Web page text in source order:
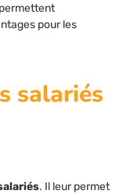
pour les
salariés
. Il leur permet